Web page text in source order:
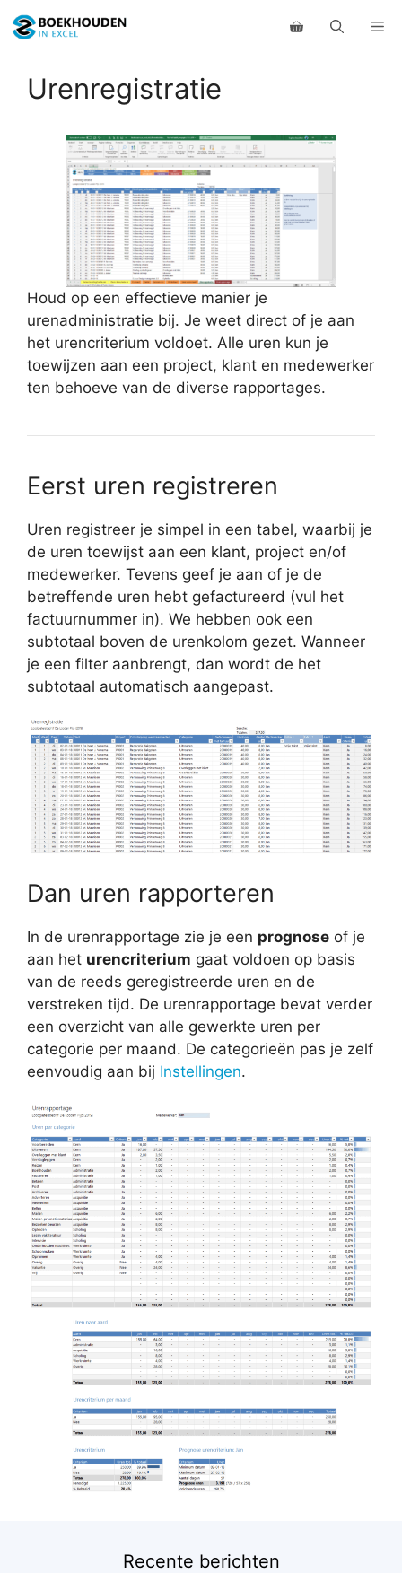
naar
inhoudUrenregistratie
Houd op een effectieve manier je
urenadministratie bij. Je weet direct of je aan
het urencriterium voldoet. Alle uren kun je
toewijzen aan een project, klant en medewerker
ten behoeve van de diverse rapportages.
Eerst uren registreren
Uren registreer je simpel in een tabel, waarbij je
de uren toewijst aan een klant, project en/of
medewerker. Tevens geef je aan of je de
betreffende uren hebt gefactureerd (vul het
factuurnummer in). We hebben ook een
subtotaal boven de urenkolom gezet. Wanneer
je een filter aanbrengt, dan wordt de het
subtotaal automatisch aangepast.
Dan uren rapporteren
In de urenrapportage zie je een prognose of je
aan het urencriterium gaat voldoen op basis
van de reeds geregistreerde uren en de
verstreken tijd. De urenrapportage bevat verder
een overzicht van alle gewerkte uren per
categorie per maand. De categorieën pas je zelf
eenvoudig aan bij Instellingen.
Recente berichten